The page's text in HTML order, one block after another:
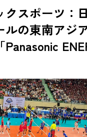
クスポーツ：
ルの東南アジ